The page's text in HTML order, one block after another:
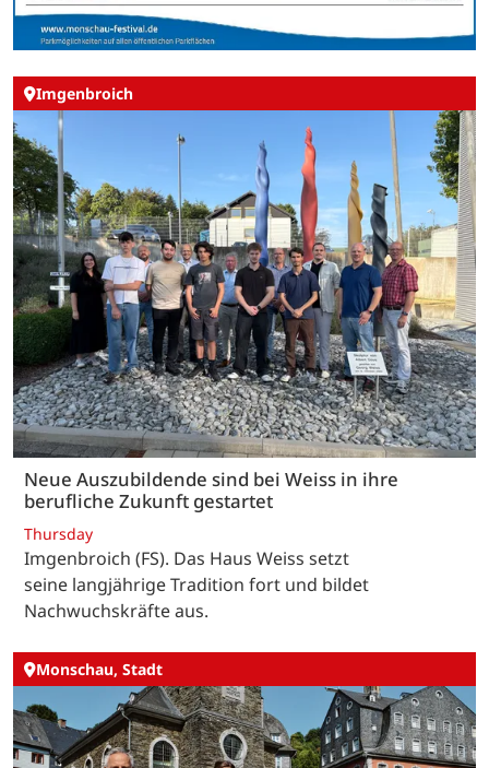
Imgenbroich
Neue Auszubildende sind bei Weiss in ihre
berufliche Zukunft gestartet
Thursday
Imgenbroich (FS). Das Haus Weiss setzt
seine langjährige Tradition fort und bildet
Nachwuchskräfte aus.
Monschau, Stadt